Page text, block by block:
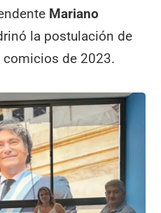
Mariano
la postulación de
comicios de 2023.